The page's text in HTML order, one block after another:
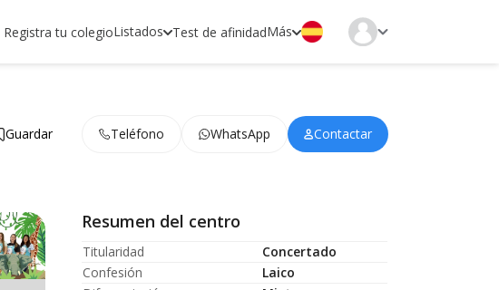
Registra tu colegioListados Test de afinidadMás
Guardar Teléfono WhatsApp Contactar
Resumen del centro
Titularidad
Concertado
Confesión
Laico